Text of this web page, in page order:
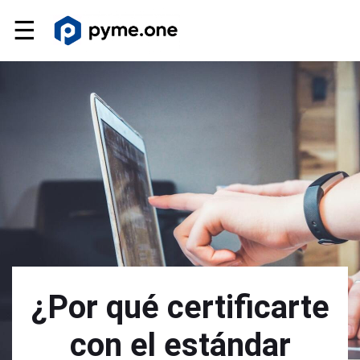
☰
¿Por qué certificarte
con el estándar